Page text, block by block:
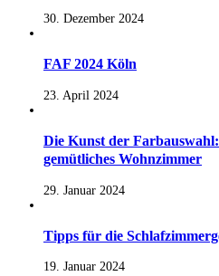
30. Dezember 2024
FAF 2024 Köln
23. April 2024
Die Kunst der
gemütliches Wohnzimmer
29. Januar 2024
Tipps für die
19. Januar 2024